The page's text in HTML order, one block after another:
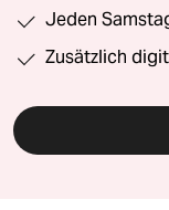
Jeden
Zusätzlich